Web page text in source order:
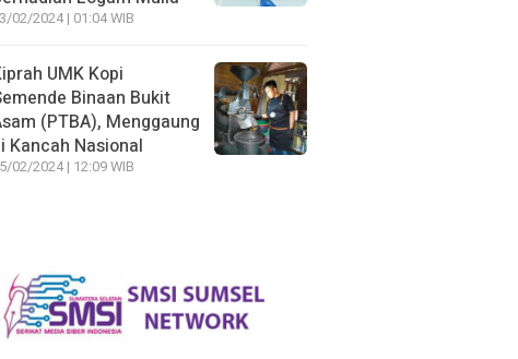
02/2024 | 01:04 WIB
UMK Kopi
Binaan Bukit
(PTBA), Menggaung
Kancah Nasional
02/2024 | 12:09 WIB